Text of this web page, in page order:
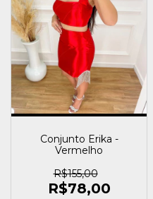
Conjunto Erika -
Vermelho
R$155,00
R$78,00